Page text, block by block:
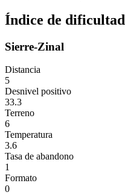
Índice de dificultad
Sierre-Zinal
Distancia
5
Desnivel positivo
33.3
Terreno
6
Temperatura
3.6
Tasa de abandono
1
Formato
0